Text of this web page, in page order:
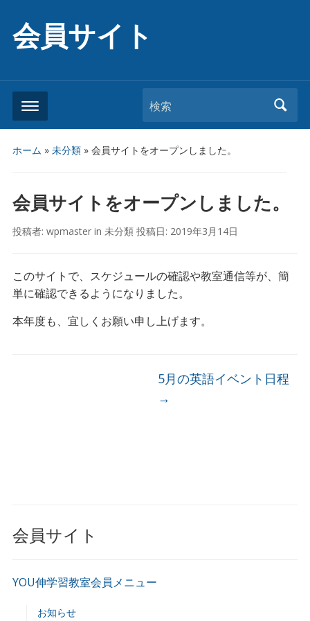
会員サイト
検索
ホーム » 未分類» 会員サイトをオープンしました。
会員サイトをオープンしました。
投稿者: wpmaster in 未分類投稿日: 2019年3月14日
このサイトで、スケジュールの確認や教室通信等が、簡
単に確認できるようになりました。
本年度も、宜しくお願い申し上げます。
5月の英語イベント日程
→
会員サイト
YOU伸学習教室会員メニュー
お知らせ